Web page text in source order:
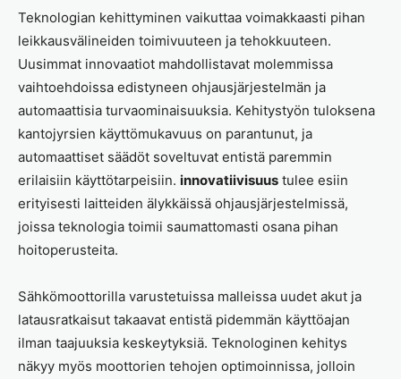
Teknologian kehittyminen vaikuttaa voimakkaasti pihan
leikkausvälineiden toimivuuteen ja tehokkuuteen.
Uusimmat innovaatiot mahdollistavat molemmissa
vaihtoehdoissa edistyneen ohjausjärjestelmän ja
automaattisia turvaominaisuuksia. Kehitystyön tuloksena
kantojyrsien käyttömukavuus on parantunut, ja
automaattiset säädöt soveltuvat entistä paremmin
erilaisiin käyttötarpeisiin. innovatiivisuus tulee esiin
erityisesti laitteiden älykkäissä ohjausjärjestelmissä,
joissa teknologia toimii saumattomasti osana pihan
hoitoperusteita.
Sähkömoottorilla varustetuissa malleissa uudet akut ja
latausratkaisut takaavat entistä pidemmän käyttöajan
ilman taajuuksia keskeytyksiä. Teknologinen kehitys
näkyy myös moottorien tehojen optimoinnissa, jolloin